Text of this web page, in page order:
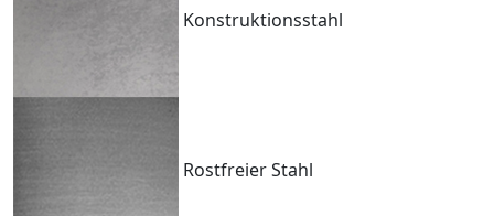
Konstruktionsstahl
Rostfreier Stahl